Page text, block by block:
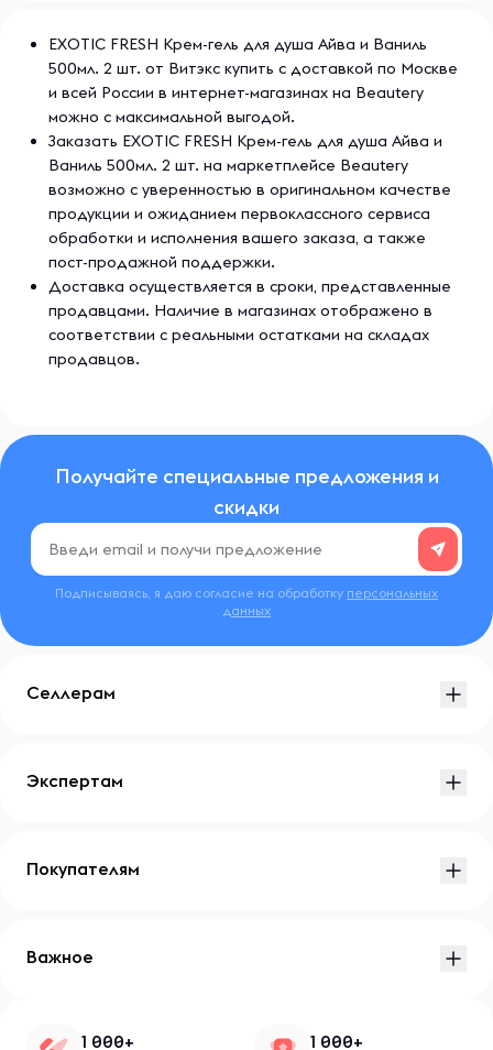
EXOTIC FRESH Крем-гель для душа Айва и Ваниль
500мл. 2 шт. от Витэкс купить с доставкой по Москве
и всей России в интернет-магазинах на Beautery
можно с максимальной выгодой.
Заказать EXOTIC FRESH Крем-гель для душа Айва и
Ваниль 500мл. 2 шт. на маркетплейсе Beautery
возможно с уверенностью в оригинальном качестве
продукции и ожиданием первоклассного сервиса
обработки и исполнения вашего заказа, а также
пост-продажной поддержки.
Доставка осуществляется в сроки, представленные
продавцами. Наличие в магазинах отображено в
соответствии с реальными остатками на складах
продавцов.
Получайте специальные предложения и
скидки
Подписываясь, я даю согласие на обработку персональных
данных
Селлерам
Экспертам
Покупателям
Важное
1 000+ 1 000+